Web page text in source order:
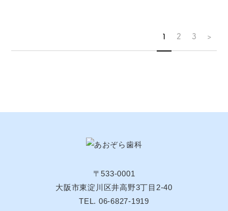
1 2 3 >
〒533-0001
大阪市東淀川区井高野3丁目2-40
TEL. 06-6827-1919